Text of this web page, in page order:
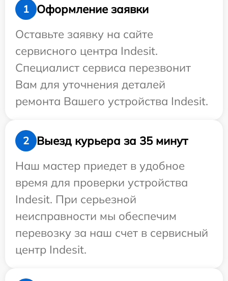
1
Оформление заявки
Оставьте заявку на сайте
сервисного центра Indesit.
Специалист сервиса перезвонит
Вам для уточнения деталей
ремонта Вашего устройства Indesit.
2
Выезд курьера за 35 минут
Наш мастер приедет в удобное
время для проверки устройства
Indesit. При серьезной
неисправности мы обеспечим
перевозку за наш счет в сервисный
центр Indesit.